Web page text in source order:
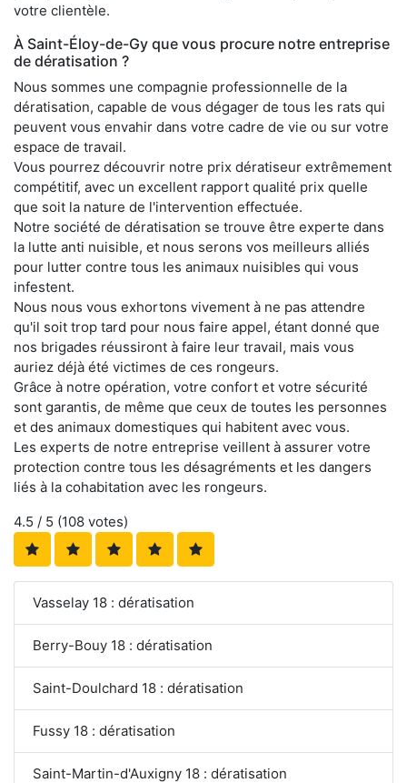
votre clientèle.
À Saint-Éloy-de-Gy que vous procure notre entreprise
de dératisation ?
Nous sommes une compagnie professionnelle de la
dératisation, capable de vous dégager de tous les rats qui
peuvent vous envahir dans votre cadre de vie ou sur votre
espace de travail.
Vous pourrez découvrir notre prix dératiseur extrêmement
compétitif, avec un excellent rapport qualité prix quelle
que soit la nature de l'intervention effectuée.
Notre société de dératisation se trouve être experte dans
la lutte anti nuisible, et nous serons vos meilleurs alliés
pour lutter contre tous les animaux nuisibles qui vous
infestent.
Nous nous vous exhortons vivement à ne pas attendre
qu'il soit trop tard pour nous faire appel, étant donné que
nos brigades réussiront à faire leur travail, mais vous
auriez déjà été victimes de ces rongeurs.
Grâce à notre opération, votre confort et votre sécurité
sont garantis, de même que ceux de toutes les personnes
et des animaux domestiques qui habitent avec vous.
Les experts de notre entreprise veillent à assurer votre
protection contre tous les désagréments et les dangers
liés à la cohabitation avec les rongeurs.
4.5 / 5 (108 votes)
Vasselay 18 : dératisation
Berry-Bouy 18 : dératisation
Saint-Doulchard 18 : dératisation
Fussy 18 : dératisation
Saint-Martin-d'Auxigny 18 : dératisation